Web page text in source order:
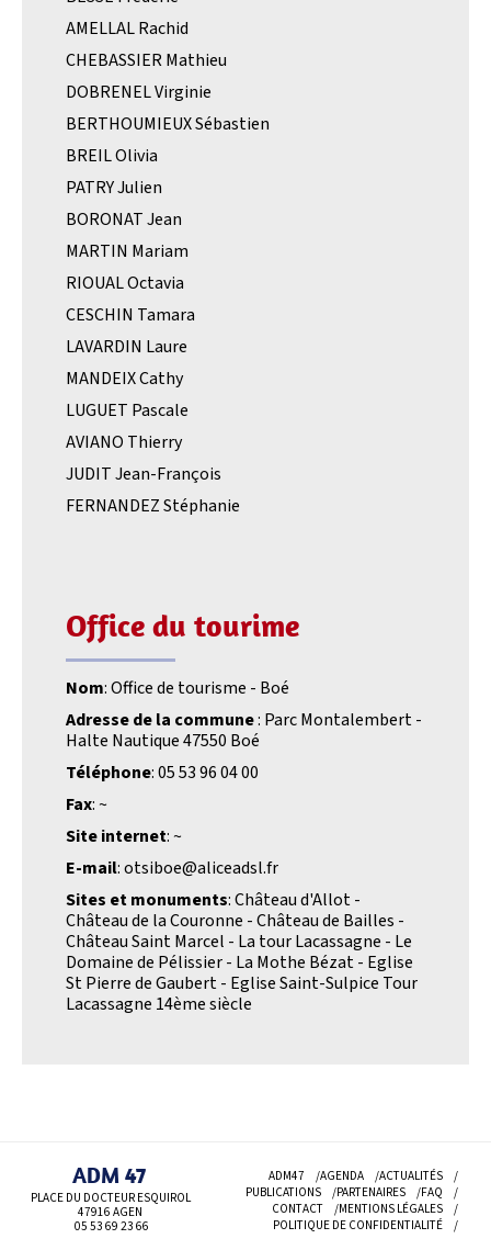
AMELLAL Rachid
CHEBASSIER Mathieu
DOBRENEL Virginie
BERTHOUMIEUX Sébastien
BREIL Olivia
PATRY Julien
BORONAT Jean
MARTIN Mariam
RIOUAL Octavia
CESCHIN Tamara
LAVARDIN Laure
MANDEIX Cathy
LUGUET Pascale
AVIANO Thierry
JUDIT Jean-François
FERNANDEZ Stéphanie
Office du tourime
Nom: Office de tourisme - Boé
Adresse de la commune: Parc Montalembert -
Halte Nautique 47550 Boé
Téléphone: 05 53 96 04 00
Fax: ~
Site internet: ~
E-mail: otsiboe@aliceadsl.fr
Sites et monuments: Château d'Allot -
Château de la Couronne - Château de Bailles -
Château Saint Marcel - La tour Lacassagne - Le
Domaine de Pélissier - La Mothe Bézat - Eglise
St Pierre de Gaubert - Eglise Saint-Sulpice Tour
Lacassagne 14ème siècle
ADM 47
PLACE DU DOCTEUR ESQUIROL
47916 AGEN
05 53 69 23 66
ADM47 AGENDA
ACTUALITÉS
PUBLICATIONS
PARTENAIRES
FAQ
CONTACT
MENTIONS LÉGALES
POLITIQUE DE CONFIDENTIALITÉ